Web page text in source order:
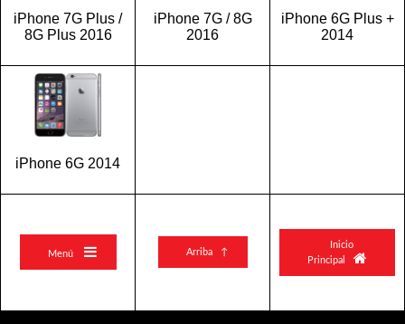
iPhone 7G Plus /
8G Plus 2016
iPhone 7G / 8G
2016
iPhone 6G Plus +
2014
iPhone 6G 2014
Menú  Arriba ↑
Inicio
Principal 